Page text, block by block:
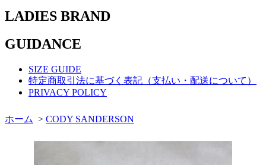
LADIES BRAND
GUIDANCE
SIZE GUIDE
特定商取引法に基づく表記（支払い・配送について）
PRIVACY POLICY
ホーム > CODY SANDERSON